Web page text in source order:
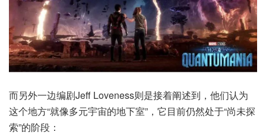
而另外一边编剧Jeff Loveness则是接着阐述到，他们认为
这个地方“就像多元宇宙的地下室”，它目前仍然处于“尚未探
索”的阶段：